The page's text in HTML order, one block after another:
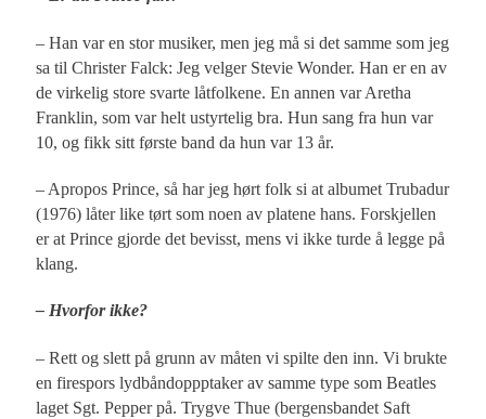
– Han var en stor musiker, men jeg må si det samme som jeg
sa til Christer Falck: Jeg velger Stevie Wonder. Han er en av
de virkelig store svarte låtfolkene. En annen var Aretha
Franklin, som var helt ustyrtelig bra. Hun sang fra hun var
10, og fikk sitt første band da hun var 13 år.
– Apropos Prince, så har jeg hørt folk si at albumet Trubadur
(1976) låter like tørt som noen av platene hans. Forskjellen
er at Prince gjorde det bevisst, mens vi ikke turde å legge på
klang.
– Hvorfor ikke?
– Rett og slett på grunn av måten vi spilte den inn. Vi brukte
en firespors lydbåndoppptaker av samme type som Beatles
laget Sgt. Pepper på. Trygve Thue (bergensbandet Saft